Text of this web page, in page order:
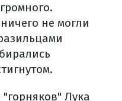
не могли
Лука